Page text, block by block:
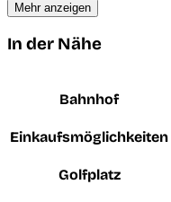
Mehr anzeigen
In der Nähe
Bahnhof
Einkaufsmöglichkeiten
Golfplatz